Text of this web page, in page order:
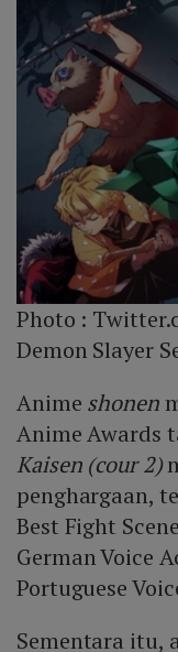
Photo :
Demon Slayer
Anime shonen
Anime Awards
Kaisen (cour 2)
penghargaan,
Best Fight
German Voice
Portuguese
Sementara itu,